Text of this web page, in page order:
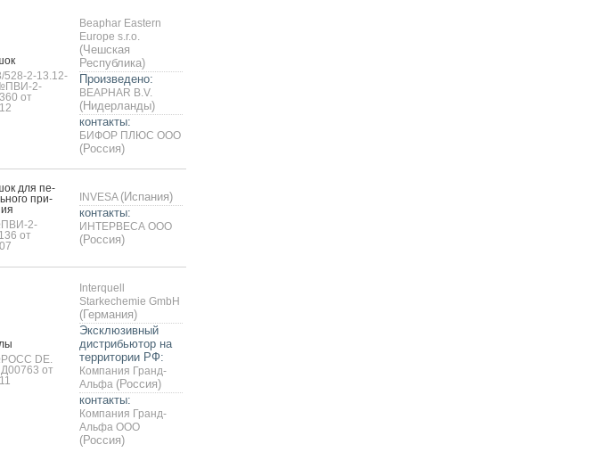
528-2-13.12-
2-
от
Beaphar Eastern
Europe s.r.o.
(Чешская
Республика)
Произведено:
BEAPHAR B.V.
(Нидерланды)
контакты:
БИФОР ПЛЮС ООО
(Россия)
для пе­
при­
2-
от
INVESA (Испания)
контакты:
ИНТЕРВЕСА ООО
(Россия)
DE.
от
Interquell
Starkechemie GmbH
(Германия)
Эксклюзивный
дистрибьютор на
территории РФ:
Компания Гранд-
Альфа (Россия)
контакты:
Компания Гранд-
Альфа ООО
(Россия)